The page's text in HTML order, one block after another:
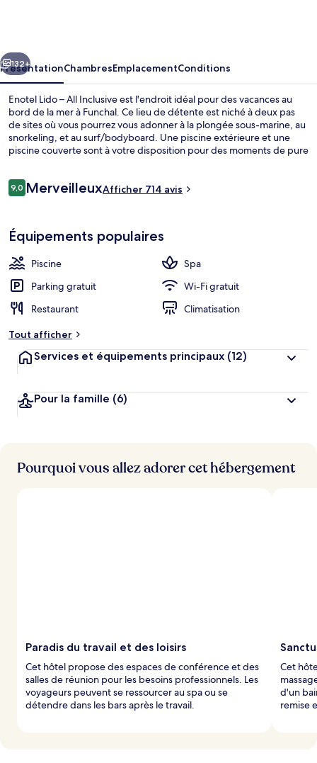
Inclusive
Suivant
132+
PrésentationChambresEmplacementConditions
Enotel Lido – All Inclusive est l'endroit idéal pour des vacances au
bord de la mer à Funchal. Ce lieu de détente est niché à deux pas
de sites où vous pourrez vous adonner à la plongée sous-marine, au
snorkeling, et au surf/bodyboard. Une piscine extérieure et une
piscine couverte sont à votre disposition pour des moments de pure
soins ayurvédiques. L'établissement Atlantico, l'un des 4 restaurants,
bars en bord de piscine, une discothèque et une terrasse sur le toit.
Les autres voyageurs adorent le personnel attentionné.
Avis
voyageurs
9,09,0 sur 10
MerveilleuxAfficher 714 avis
Équipements populaires
Piscine
Spa
Parking gratuit
Wi-Fi gratuit
Restaurant
Climatisation
Tout afficher
Services et équipements principaux (12)
Pour la famille (6)
Pourquoi vous allez adorer cet hébergement
Paradis du travail et des loisirs
Cet hôtel propose des espaces de conférence et des
salles de réunion pour les besoins professionnels. Les
voyageurs peuvent se ressourcer au spa ou se
détendre dans les bars après le travail.
Cet
d'un
remise